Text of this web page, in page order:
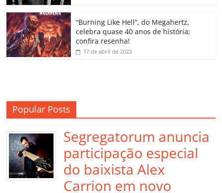
o
m
“Burning Like Hell”, do Megahertz,
celebra quase 40 anos de história;
confira resenha!
17 de abril de 2023
Popular Posts
Segregatorum anuncia
participação especial
do baixista Alex
Carrion em novo